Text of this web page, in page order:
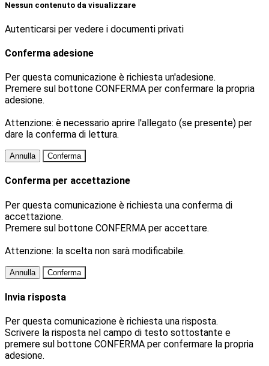
Nessun contenuto da visualizzare
Autenticarsi per vedere i documenti privati
Conferma adesione
Per questa comunicazione è richiesta un'adesione.
Premere sul bottone CONFERMA per confermare la propria
adesione.
Attenzione: è necessario aprire l'allegato (se presente) per
dare la conferma di lettura.
Annulla Conferma
Conferma per accettazione
Per questa comunicazione è richiesta una conferma di
accettazione.
Premere sul bottone CONFERMA per accettare.
Attenzione: la scelta non sarà modificabile.
Annulla Conferma
Invia risposta
Per questa comunicazione è richiesta una risposta.
Scrivere la risposta nel campo di testo sottostante e
premere sul bottone CONFERMA per confermare la propria
adesione.